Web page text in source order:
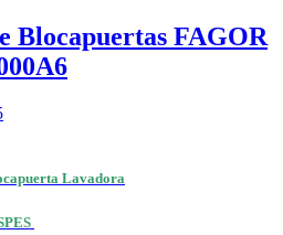
Blocapuertas FAGOR
Lavadora